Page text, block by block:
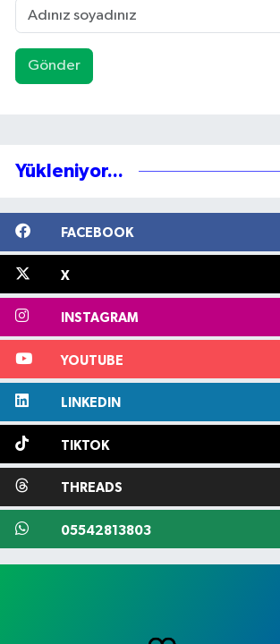
Gönder
Yükleniyor...
FACEBOOK
X
INSTAGRAM
YOUTUBE
LINKEDIN
TIKTOK
THREADS
05542813803